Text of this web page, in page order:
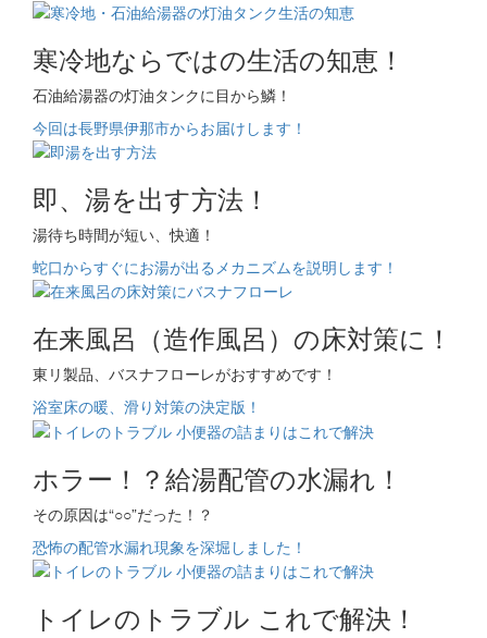
寒冷地ならではの生活の知恵！
石油給湯器の灯油タンクに目から鱗！
今回は長野県伊那市からお届けします！
即、湯を出す方法！
湯待ち時間が短い、快適！
蛇口からすぐにお湯が出るメカニズムを説明します！
在来風呂（造作風呂）の床対策に！
東リ製品、バスナフローレがおすすめです！
浴室床の暖、滑り対策の決定版！
ホラー！？給湯配管の水漏れ！
その原因は“○○”だった！？
恐怖の配管水漏れ現象を深堀しました！
トイレのトラブル これで解決！